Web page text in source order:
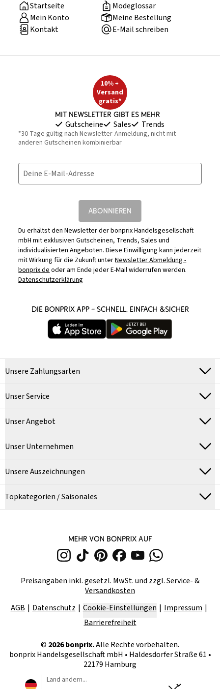
Startseite
Modeglossar
Mein Konto
Meine Bestellung
Kontakt
E-Mail schreiben
10% +
Versand
gratis*
Mit Newsletter gibt es mehr
Gutscheine Sales Trends
*30 Tage gültig nach Newsletter-Anmeldung, nicht mit
anderen Gutscheinen kombinierbar
Deine E-Mail-Adresse
ABONNIEREN
Du erhältst den Newsletter der bonprix Handelsgesellschaft
mbH mit exklusiven Gutscheinen, Trends, Sales und
individualisierten Angeboten. Diese Einwilligung kann jederzeit
mit Wirkung für die Zukunft unterNewsletter Abmeldung -
bonprix.deoder am Ende jeder E-Mail widerrufen werden.
Datenschutzerklärung
DIE BONPRIX APP – SCHNELL, EINFACH &SICHER
Unsere Zahlungsarten
Unser Service
Unser Angebot
Unser Unternehmen
Unsere Auszeichnungen
Topkategorien / Saisonales
MEHR VON BONPRIX AUF
Preisangaben inkl. gesetzl. MwSt. und zzgl.Service- &
Versandkosten
AGB
Datenschutz Cookie-Einstellungen
Impressum
Barrierefreiheit
© 2026bonprix.Alle Rechte vorbehalten.
bonprix Handelsgesellschaft mbH • Haldesdorfer Straße 61 •
22179 Hamburg
Land ändern...